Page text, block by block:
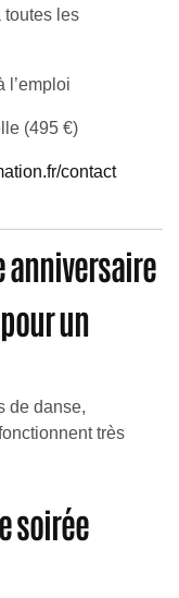
toutes les
l’emploi
(495 €)
contact
anniversaire
un
de danse,
très
soirée